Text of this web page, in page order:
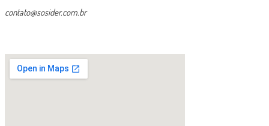
contato@sosider.com.br